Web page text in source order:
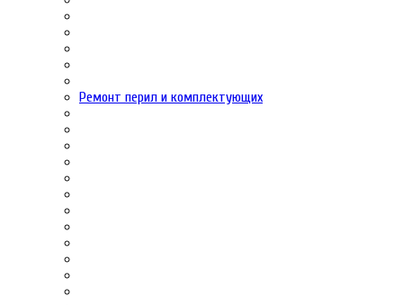
Ремонт перил и комплектующих